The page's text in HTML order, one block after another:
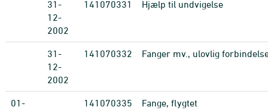
31-
12-
2002
141070331 Hjælp til undvigelse
31-
12-
2002
141070332 Fanger mv., ulovlig
01-
141070335 Fange, flygtet